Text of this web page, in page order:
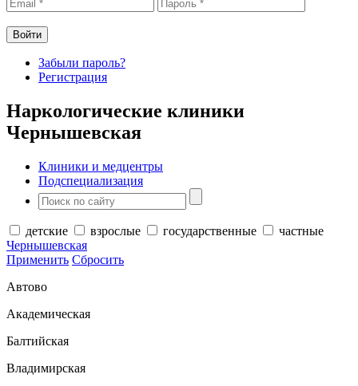
Забыли пароль?
Регистрация
Наркологические клиники
Чернышевская
Клиники и медцентры
Подспециализация
детские взрослые государственные
частные
Чернышевская
Применить Сбросить
Автово
Академическая
Балтийская
Владимирская